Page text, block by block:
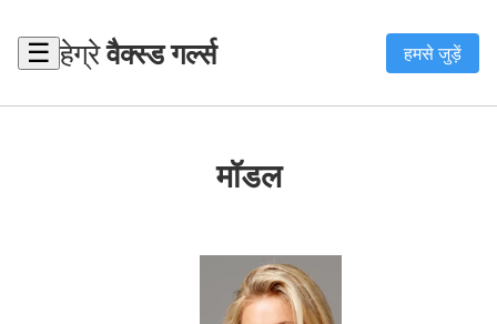
☰ हेग्रेवैक्स्ड गर्ल्स हमसे जुड़ें
मॉडल